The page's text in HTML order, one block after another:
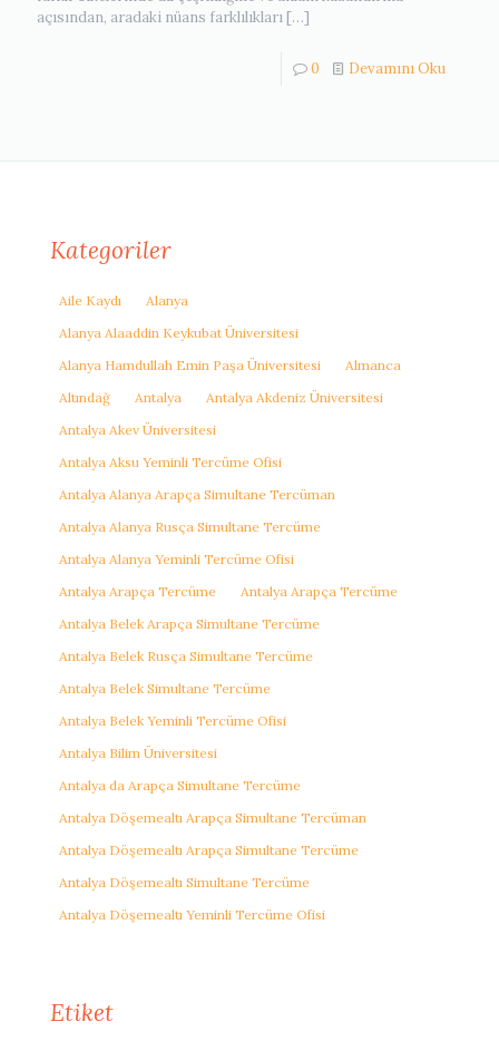
açısından, aradaki nüans farklılıkları […]
0 Devamını Oku
Kategoriler
Aile Kaydı
Alanya
Alanya Alaaddin Keykubat Üniversitesi
Alanya Hamdullah Emin Paşa Üniversitesi
Almanca
Altındağ
Antalya
Antalya Akdeniz Üniversitesi
Antalya Akev Üniversitesi
Antalya Aksu Yeminli Tercüme Ofisi
Antalya Alanya Arapça Simultane Tercüman
Antalya Alanya Rusça Simultane Tercüme
Antalya Alanya Yeminli Tercüme Ofisi
Antalya Arapça Tercüme
Antalya Arapça Tercüme
Antalya Belek Arapça Simultane Tercüme
Antalya Belek Rusça Simultane Tercüme
Antalya Belek Simultane Tercüme
Antalya Belek Yeminli Tercüme Ofisi
Antalya Bilim Üniversitesi
Antalya da Arapça Simultane Tercüme
Antalya Döşemealtı Arapça Simultane Tercüman
Antalya Döşemealtı Arapça Simultane Tercüme
Antalya Döşemealtı Simultane Tercüme
Antalya Döşemealtı Yeminli Tercüme Ofisi
Etiket